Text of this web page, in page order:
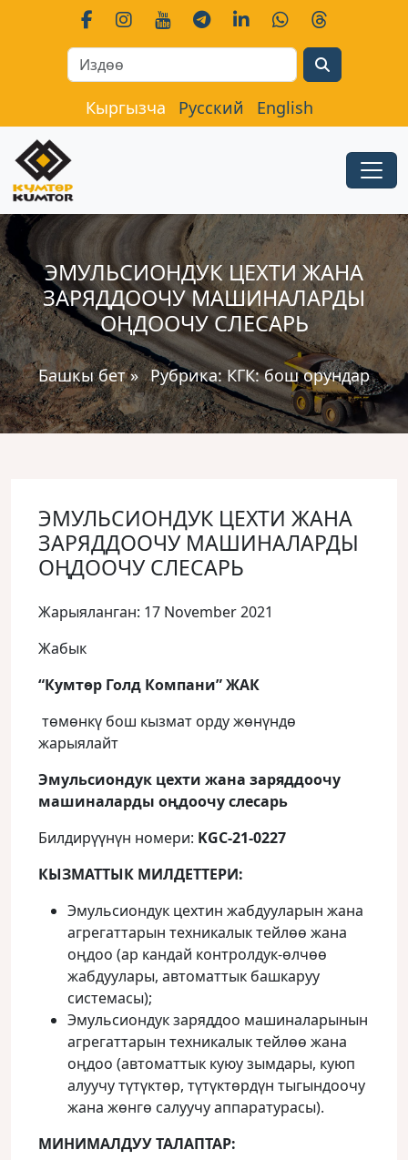
Кыргызча Русский English
ЭМУЛЬСИОНДУК ЦЕХТИ ЖАНА
ЗАРЯДДООЧУ МАШИНАЛАРДЫ
ОҢДООЧУ СЛЕСАРЬ
Башкы бет» Рубрика:КГК: бош орундар
ЭМУЛЬСИОНДУК ЦЕХТИ ЖАНА
ЗАРЯДДООЧУ МАШИНАЛАРДЫ
ОҢДООЧУ СЛЕСАРЬ
Жарыяланган: 17 November 2021
Жабык
“Кумтөр Голд Компани” ЖАК
төмөнкү бош кызмат орду жөнүндө
жарыялайт
Эмульсиондук цехти жана заряддоочу
машиналарды оңдоочу слесарь
Билдирүүнүн номери: KGC-21-0227
КЫЗМАТТЫК МИЛДЕТТЕРИ:
Эмульсиондук цехтин жабдууларын жана
агрегаттарын техникалык тейлөө жана
оңдоо (ар кандай контролдук-өлчөө
жабдуулары, автоматтык башкаруу
системасы);
Эмульсиондук заряддоо машиналарынын
агрегаттарын техникалык тейлөө жана
оңдоо (автоматтык куюу зымдары, куюп
алуучу түтүктөр, түтүктөрдүн тыгындоочу
жана жөнгө салуучу аппаратурасы).
МИНИМАЛДУУ ТАЛАПТАР: